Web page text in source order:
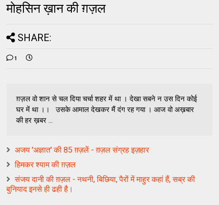
मोहसिन ख़ान की ग़ज़ल
SHARE:
1
ग़ज़ल वो शान से चल दिया चर्चा शहर में था । देखा सबने न उस दिन कोई
घर में था ।। उसके आमाल देखकर मैं दंग रह गया । आज वो अख़बार
की हर ख़बर ...
अजय 'अज्ञात' की 85 ग़ज़लें - ग़ज़ल संग्रह इज़हार
हिमकर श्याम की ग़ज़ल
संजय दानी की ग़ज़ल - नथनी, बिछिया, पैरों में माहुर कहां हैं, सब्र की
बुनियाद इनसे ही ढही है।